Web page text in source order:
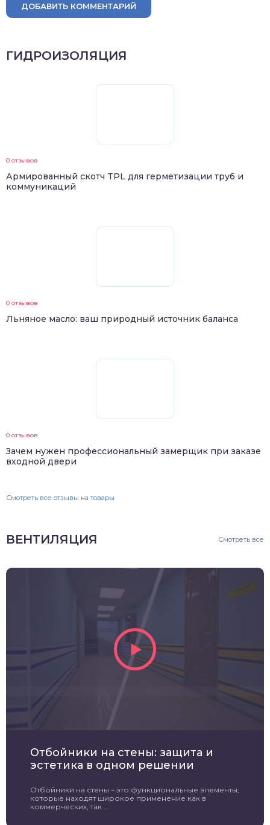
ДОБАВИТЬ КОММЕНТАРИЙ
ГИДРОИЗОЛЯЦИЯ
0 отзывов
Армированный скотч TPL для герметизации труб и
коммуникаций
0 отзывов
Льняное масло: ваш природный источник баланса
0 отзывов
Зачем нужен профессиональный замерщик при заказе
входной двери
Смотреть все отзывы на товары
ВЕНТИЛЯЦИЯ Смотреть все
Отбойники на стены: защита и
эстетика в одном решении
Отбойники на стены – это функциональные элементы,
которые находят широкое применение как в
коммерческих, так ...